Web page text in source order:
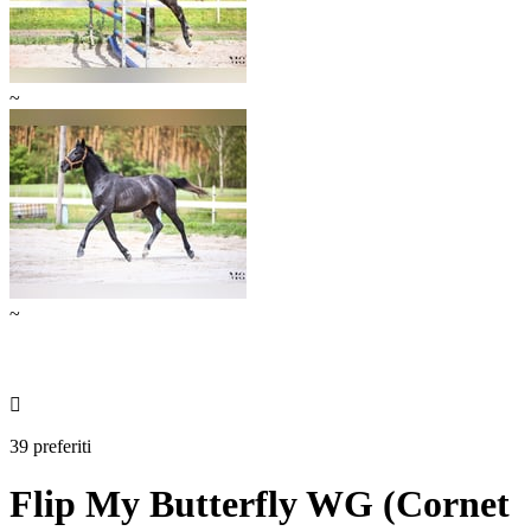
~
~

39 preferiti
Flip My Butterfly WG (Cornet